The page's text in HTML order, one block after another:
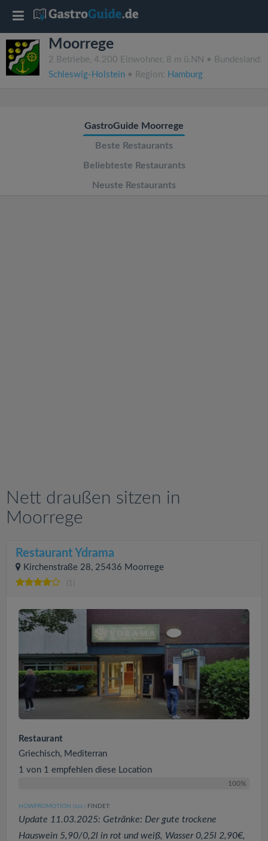
Moorrege
2 Betriebe, 4.200 Einwohner, 8 m ü.NN • Bundesland:
Schleswig-Holstein • Region: Hamburg
GastroGuide Moorrege
Beste Restaurants
Beliebteste Restaurants
Neuste Restaurants
Nett draußen sitzen in
Moorrege
Restaurant Ydrama
Kirchenstraße 28, 25436 Moorrege
(1)
Restaurant
Griechisch, Mediterran
1 von 1 empfehlen diese Location
100%
HOWPROMOTION (366 ) FINDET:
Update 11.03.2025: Getränke: Der gute trockene
Hauswein 5,90/0,2l in rot und weiß, Wasser 0,25l 2,90€,
T
o
g